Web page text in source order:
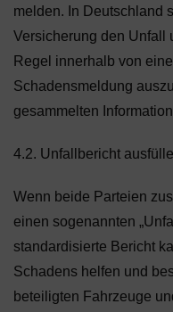
melden. In Deutschland
Versicherung den Unfall
Regel innerhalb von
Schadensmeldung
gesammelten
4.2. Unfallbericht
Wenn beide Parteien
einen sogenannten
standardisierte Bericht
Schadens helfen und
beteiligten Fahrzeuge